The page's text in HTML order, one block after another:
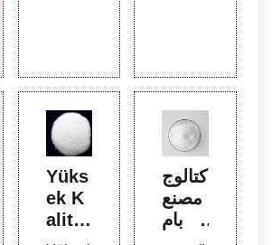
Yüks
ek K
alitel
كتالوج
مصنع
ي بام